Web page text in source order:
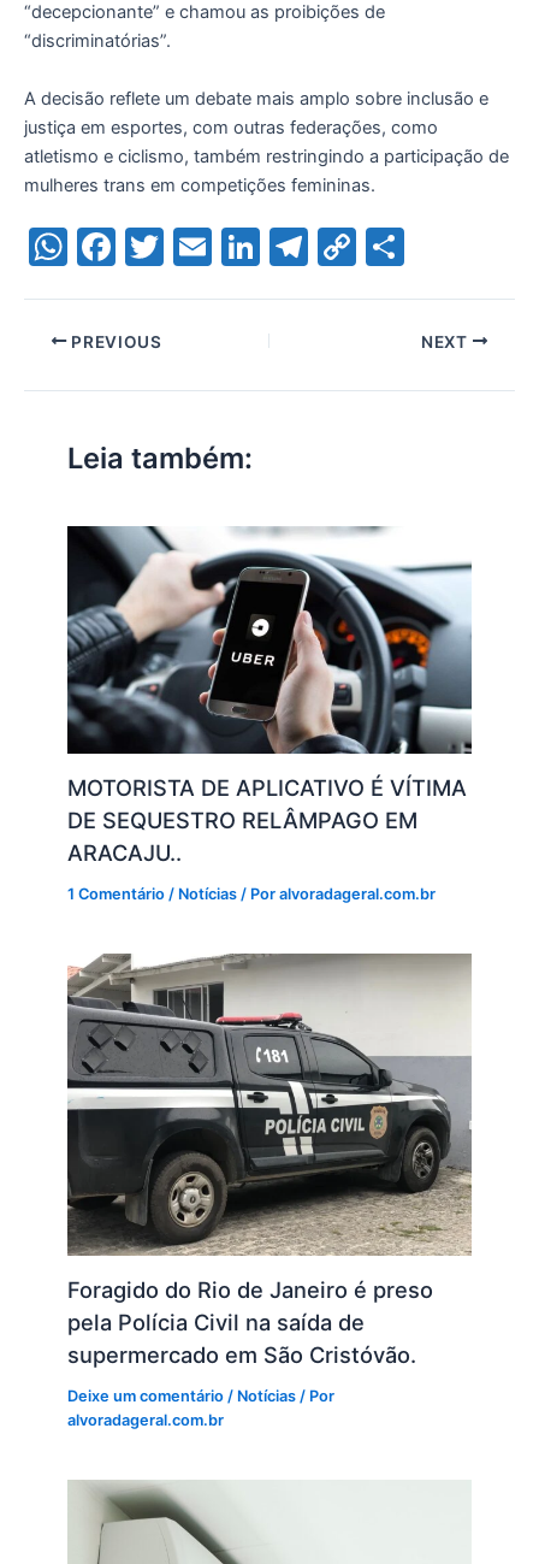
“decepcionante” e chamou as proibições de
“discriminatórias”.
A decisão reflete um debate mais amplo sobre inclusão e
justiça em esportes, com outras federações, como
atletismo e ciclismo, também restringindo a participação de
mulheres trans em competições femininas.
W
at
s
A
p
p
F
c
e
b
o
o
k
T
E
Li
k
e
dI
T
a
C
Li
ar
e
PREVIOUS NEXT
Leia também:
MOTORISTA DE APLICATIVO É VÍTIMA
DE SEQUESTRO RELÂMPAGO EM
ARACAJU..
1 Comentário / Notícias / Poralvoradageral.com.br
Foragido do Rio de Janeiro é preso
pela Polícia Civil na saída de
supermercado em São Cristóvão.
Deixe um comentário / Notícias / Por
alvoradageral.com.br